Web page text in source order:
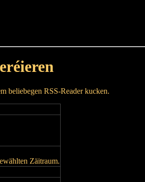
beliebegen RSS-Reader kucken.
Zäitraum.